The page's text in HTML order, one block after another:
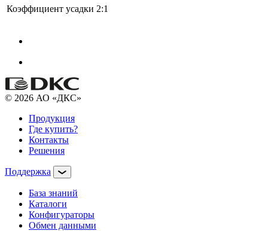
Коэффициент усадки 2:1
© 2026 АО «ДКС»
Продукция
Где купить?
Контакты
Решения
Поддержка
База знаний
Каталоги
Конфигураторы
Обмен данными